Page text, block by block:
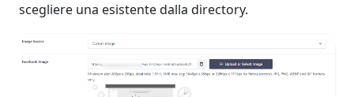
scegliere una esistente dalla directory.